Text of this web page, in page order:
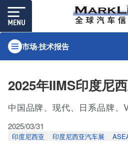
市场·技术报告
2025年IIMS印度尼
中国品牌、现代、日系品牌、
2025/03/31
印度尼西亚 印度尼西亚汽车展